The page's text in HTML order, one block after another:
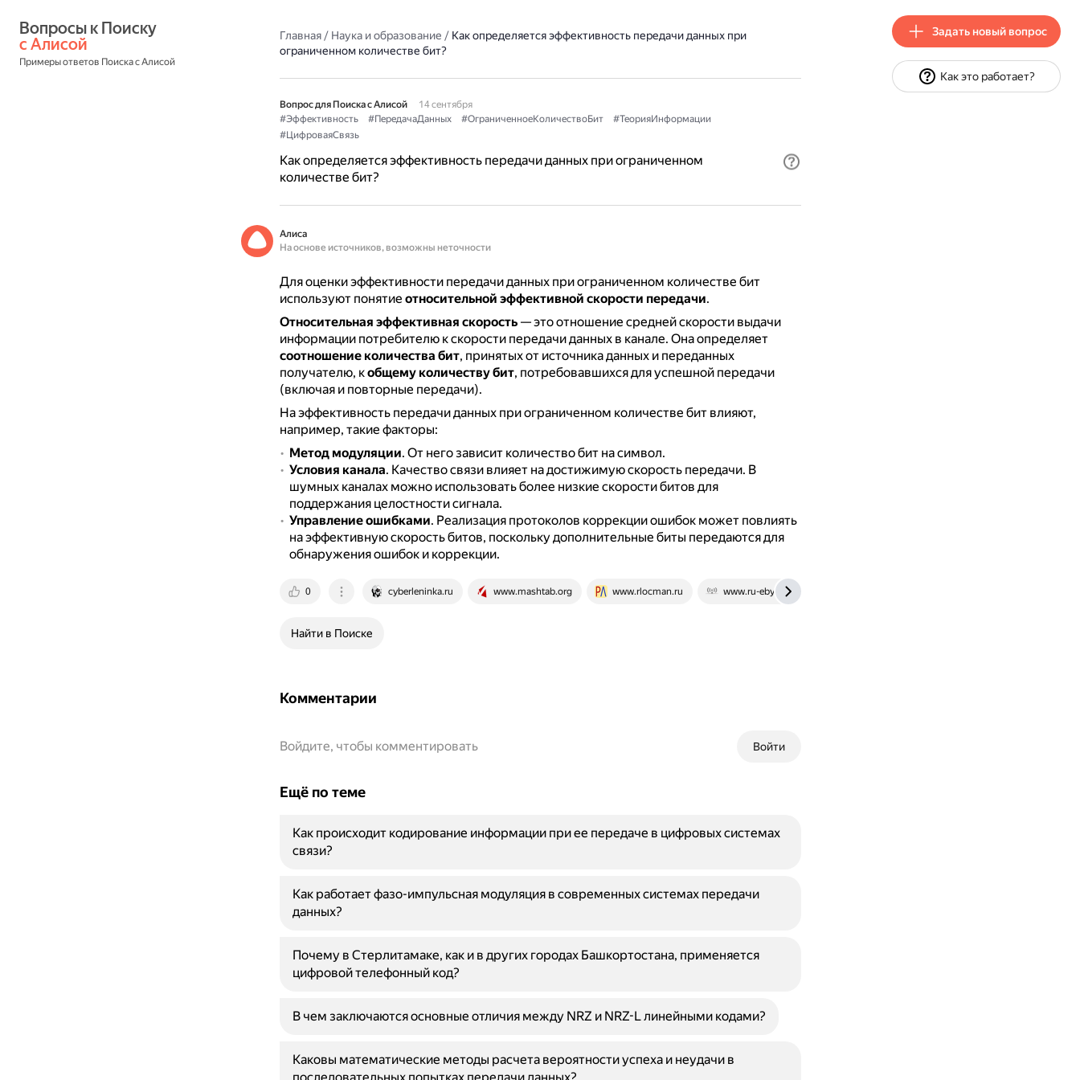
с Алисой
Примеры ответов Поиска с Алисой
Главная/ Наука и образование / Как определяется эффективность передачи данных при
ограниченном количестве бит?
Вопрос для Поиска с Алисой
14 сентября
#Эффективность
#ПередачаДанных #ОграниченноеКоличествоБит
#ТеорияИнформации
#ЦифроваяСвязь
Как определяется эффективность передачи данных при ограниченном
количестве бит?
Алиса
На основе источников, возможны неточности
Для оценки эффективности передачи данных при ограниченном количестве бит
используют понятие относительной эффективной скорости передачи.
Относительная эффективная скорость— это отношение средней скорости выдачи
информации потребителю к скорости передачи данных в канале. Она определяет
соотношение количества бит, принятых от источника данных и переданных
получателю, кобщему количеству бит, потребовавшихся для успешной передачи
(включая и повторные передачи).
На эффективность передачи данных при ограниченном количестве бит влияют,
например, такие факторы:
Метод модуляции. От него зависит количество бит на символ.
Условия канала. Качество связи влияет на достижимую скорость передачи. В
шумных каналах можно использовать более низкие скорости битов для
поддержания целостности сигнала.
Управление ошибками. Реализация протоколов коррекции ошибок может повлиять
на эффективную скорость битов, поскольку дополнительные биты передаются для
обнаружения ошибок и коррекции.
0 cyberleninka.ru www.mashtab.org www.rlocman.ru www.ru-ebyte.com
Найти в Поиске
Комментарии
Войти
Войдите, чтобы комментировать
Ещё по теме
Как происходит кодирование информации при ее передаче в цифровых системах
связи?
Как работает фазо-импульсная модуляция в современных системах передачи
данных?
Почему в Стерлитамаке, как и в других городах Башкортостана, применяется
цифровой телефонный код?
В чем заключаются основные отличия между NRZ и NRZ-L линейными кодами?
Каковы математические методы расчета вероятности успеха и неудачи в
Задать новый вопрос
Как это работает?